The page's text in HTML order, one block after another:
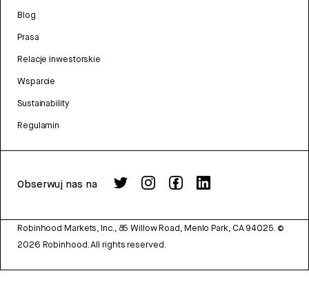
Blog
Prasa
Relacje inwestorskie
Wsparcie
Sustainability
Regulamin
Obserwuj nas na
Robinhood Markets, Inc., 85 Willow Road, Menlo Park, CA 94025. ©
2026 Robinhood. All rights reserved.